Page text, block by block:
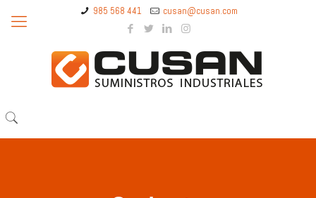
985 568 441 cusan@cusan.com